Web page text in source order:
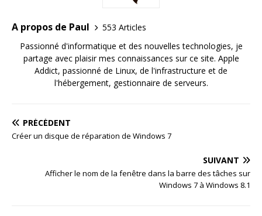
A propos de Paul
553 Articles
Passionné d'informatique et des nouvelles technologies, je
partage avec plaisir mes connaissances sur ce site. Apple
Addict, passionné de Linux, de l'infrastructure et de
l'hébergement, gestionnaire de serveurs.
PRÉCÉDENT
Créer un disque de réparation de Windows 7
SUIVANT
Afficher le nom de la fenêtre dans la barre des tâches sur
Windows 7 à Windows 8.1